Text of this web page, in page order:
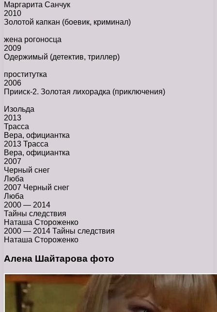
Маргарита Санчук
2010
Золотой капкан (боевик, криминал)
жена рогоносца
2009
Одержимый (детектив, триллер)
проститутка
2006
Прииск-2. Золотая лихорадка (приключения)
Изольда
2013
Трасса
Вера, официантка
2013 Трасса
Вера, официантка
2007
Черный снег
Люба
2007 Черный снег
Люба
2000 — 2014
Тайны следствия
Наташа Стороженко
2000 — 2014 Тайны следствия
Наташа Стороженко
Алена Шайтарова фото